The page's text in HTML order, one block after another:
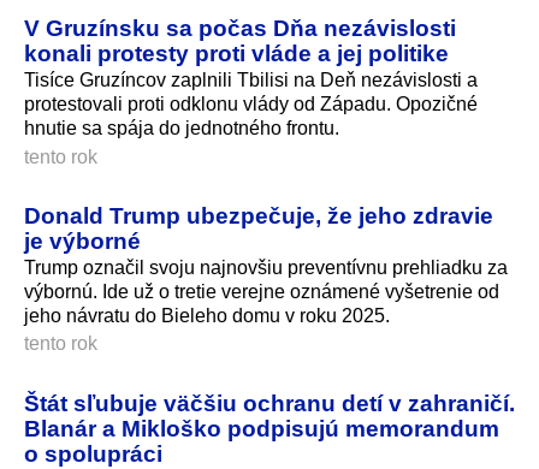
V Gruzínsku sa počas Dňa nezávislosti
konali protesty proti vláde a jej politike
Tisíce Gruzíncov zaplnili Tbilisi na Deň nezávislosti a
protestovali proti odklonu vlády od Západu. Opozičné
hnutie sa spája do jednotného frontu.
tento rok
Donald Trump ubezpečuje, že jeho zdravie
je výborné
Trump označil svoju najnovšiu preventívnu prehliadku za
výbornú. Ide už o tretie verejne oznámené vyšetrenie od
jeho návratu do Bieleho domu v roku 2025.
tento rok
Štát sľubuje väčšiu ochranu detí v zahraničí.
Blanár a Mikloško podpisujú memorandum
o spolupráci